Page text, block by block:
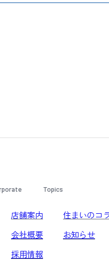
店舗案内
会社概要
採用情報
Topics
住まいのコ
お知らせ